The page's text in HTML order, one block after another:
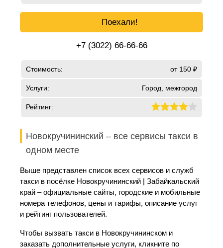
Поехали!
+7 (3022) 66-66-66
Стоимость: от 150 ₽
Услуги: Город, межгород
Рейтинг:
Новокручининский – все сервисы такси в
одном месте
Выше представлен список всех сервисов и служб
такси в посёлке Новокручининский | Забайкальский
край – официальные сайты, городские и мобильные
номера телефонов, цены и тарифы, описание услуг
и рейтинг пользователей.
Чтобы вызвать такси в Новокручининском и
заказать дополнительные услуги, кликните по